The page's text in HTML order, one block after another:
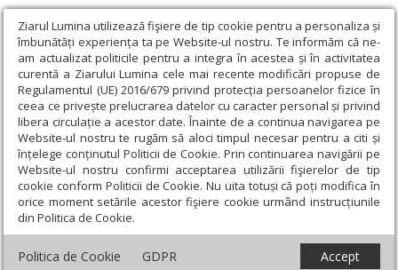
Ziarul Lumina utilizează fişiere de tip cookie pentru a personaliza și
îmbunătăți experiența ta pe Website-ul nostru. Te informăm că ne-
am actualizat politicile pentru a integra în acestea și în activitatea
curentă a Ziarului Lumina cele mai recente modificări propuse de
Regulamentul (UE) 2016/679 privind protecția persoanelor fizice în
ceea ce privește prelucrarea datelor cu caracter personal și privind
libera circulație a acestor date. Înainte de a continua navigarea pe
Website-ul nostru te rugăm să aloci timpul necesar pentru a citi și
înțelege conținutul Politicii de Cookie. Prin continuarea navigării pe
Website-ul nostru confirmi acceptarea utilizării fişierelor de tip
cookie conform Politicii de Cookie. Nu uita totuși că poți modifica în
orice moment setările acestor fişiere cookie urmând instrucțiunile
din Politica de Cookie.
Politica de Cookie GDPR Accept
Ziarul Lumina › Actualitate religioasă › Știri › Racla cu moaștele
Sfântului Ioan cel Nou de la Suceava a fost așezată spre închinare
Racla cu moaștele Sfântului Ioan cel Nou
de la Suceava a fost așezată spre închinare